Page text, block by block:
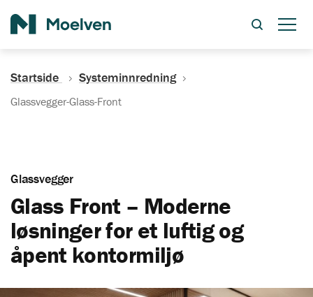
Startside Systeminnredning
Glassvegger-Glass-Front
Glassvegger
Glass Front – Moderne
løsninger for et luftig og
åpent kontormiljø